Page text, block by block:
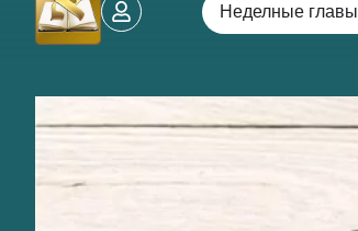
Неделные главы